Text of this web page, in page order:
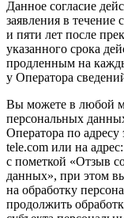
Данное согласие
заявления в течение
и пяти лет после
указанного срока
продленным на
у Оператора
Вы можете в любой
персональных
Оператора по
tele.com или на
с пометкой «Отзыв
данных», при этом вы
на обработку
продолжить